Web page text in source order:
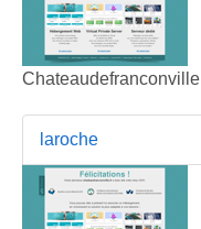
Chateaudefranconville
laroche